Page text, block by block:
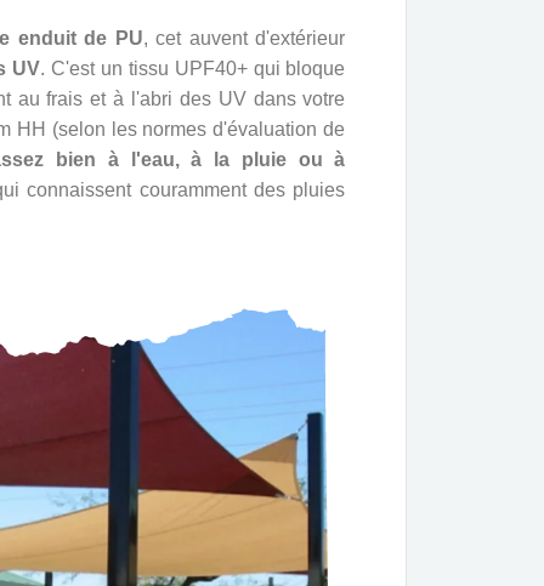
enduit de PU, cet auvent d'extérieur
UV. C'est un tissu UPF40+ qui bloque
au frais et à l'abri des UV dans votre
HH (selon les normes d'évaluation de
bien à l'eau, à la pluie ou à
connaissent couramment des pluies